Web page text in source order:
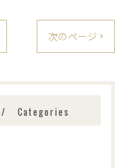
次のページ >
Categories